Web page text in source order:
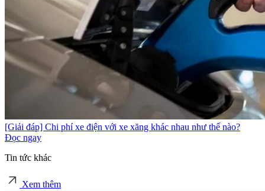
[Giải đáp] Chi phí xe điện với xe xăng khác nhau như thế nào?
Đọc ngay
Tin tức khác
Xem thêm